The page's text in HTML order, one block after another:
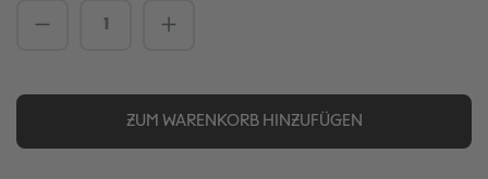
Produkt Anzahl: Gib den gewünschten
ZUM WARENKORB HINZUFÜGEN